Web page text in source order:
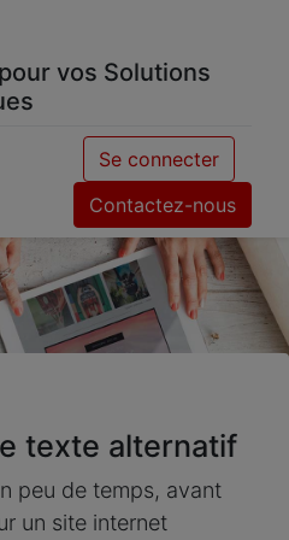
vos Solutions
Se connecter
Contactez-nous
texte alternatif
peu de temps, avant
un site internet